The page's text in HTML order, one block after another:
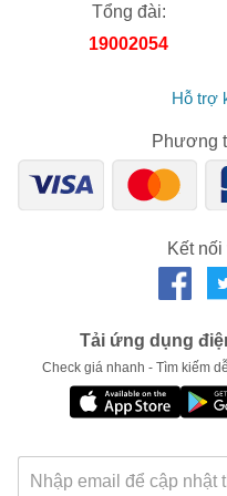
Tổng đài:
19002054
Hỗ trợ
Phương
Kết
Tải ứng dụng
Check giá nhanh - Tìm kiếm
🎁
Mã Giảm Giá
Giảm ngay-cho